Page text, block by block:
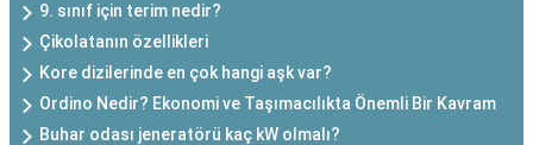
9. sınıf için terim nedir?
Çikolatanın özellikleri
Kore dizilerinde en çok hangi aşk var?
Ordino Nedir? Ekonomi ve Taşımacılıkta Önemli Bir Kavram
Buhar odası jeneratörü kaç kW olmalı?